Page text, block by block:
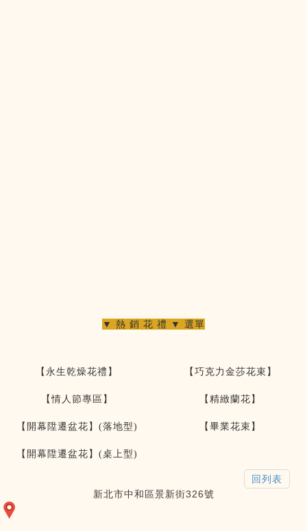
▼ 熱 銷 花 禮 ▼ 選單
【永生乾燥花禮】 【巧克力金莎花束】
【情人節專區】 【精緻蘭花】
【開幕陞遷盆花】(落地型) 【畢業花束】
【開幕陞遷盆花】(桌上型)
新北市中和區景新街326號
回列表